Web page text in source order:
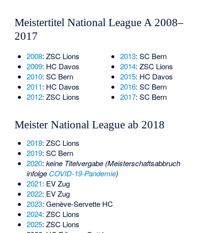
Meistertitel National League A 2008–
2017
2008: ZSC Lions
2009: HC Davos
2010: SC Bern
2011: HC Davos
2012: ZSC Lions
2013: SC Bern
2014: ZSC Lions
2015: HC Davos
2016: SC Bern
2017: SC Bern
Meister National League ab 2018
2018: ZSC Lions
2019: SC Bern
2020: keine Titelvergabe (Meisterschaftsabbruch
infolge COVID-19-Pandemie)
2021: EV Zug
2022: EV Zug
2023: Genève-Servette HC
2024: ZSC Lions
2025: ZSC Lions